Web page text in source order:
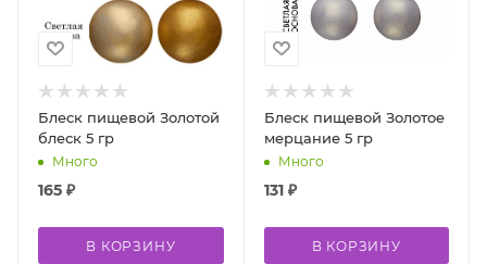
Блеск пищевой Золотой
блеск 5 гр
Много
165 ₽
В КОРЗИНУ
Блеск пищевой Золотое
мерцание 5 гр
Много
131₽
В КОРЗИНУ